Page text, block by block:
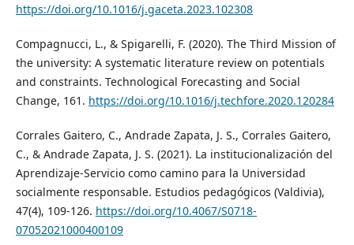
https://doi.org/10.1016/j.gaceta.2023.102308
Compagnucci, L., & Spigarelli, F. (2020). The Third Mission of
the university: A systematic literature review on potentials
and constraints. Technological Forecasting and Social
Change, 161. https://doi.org/10.1016/j.techfore.2020.120284
Corrales Gaitero, C., Andrade Zapata, J. S., Corrales Gaitero,
C., & Andrade Zapata, J. S. (2021). La institucionalización del
Aprendizaje-Servicio como camino para la Universidad
socialmente responsable. Estudios pedagógicos (Valdivia),
47(4), 109-126. https://doi.org/10.4067/S0718-
07052021000400109